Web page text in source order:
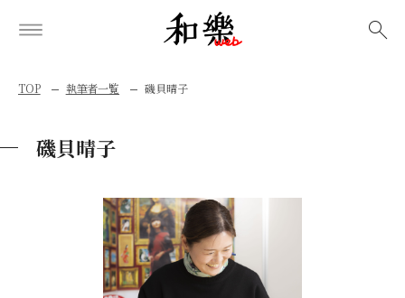
TOP 執筆者一覧 磯貝晴子
磯貝晴子